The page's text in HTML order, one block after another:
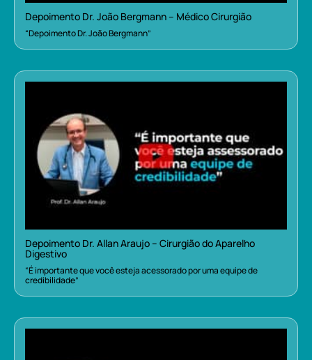
Depoimento Dr. João Bergmann – Médico Cirurgião
“Depoimento Dr. João Bergmann”
Depoimento Dr. Allan Araujo – Cirurgião do Aparelho
Digestivo
“É importante que você esteja acessorado por uma equipe de
credibilidade”